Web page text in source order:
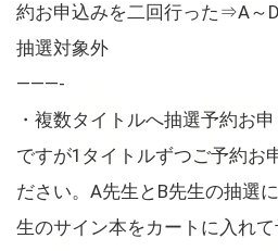
約お申込みを二回行った⇒A～
抽選対象外
———-
・複数タイトルへ抽選予約お
ですが1タイトルずつご予約お
ださい。A先生とB先生の抽選
生のサイン本をカートに入れ